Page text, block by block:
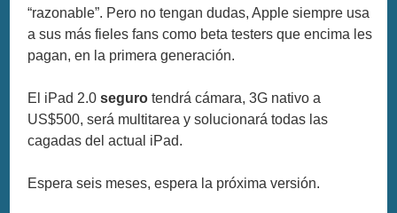
“razonable”. Pero no tengan dudas, Apple siempre usa
a sus más fieles fans como beta testers que encima les
pagan, en la primera generación.
El iPad 2.0seguro tendrá cámara, 3G nativo a
US$500, será multitarea y solucionará todas las
cagadas del actual iPad.
Espera seis meses, espera la próxima versión.